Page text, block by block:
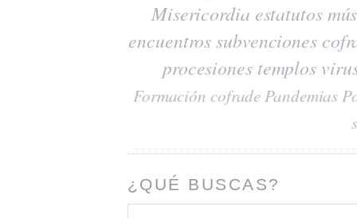
Misericordia estatutos
encuentrossubvenciones
procesiones templos
Formación cofradePandemias
¿QUÉ BUSCAS?